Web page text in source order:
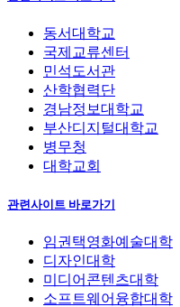
동서대학교
국제교류센터
민석도서관
산학협력단
경남정보대학교
부산디지털대학교
병무청
대학교회
관련사이트 바로가기
임권택영화예술대학
디자인대학
미디어콘텐츠대학
소프트웨어융합대학